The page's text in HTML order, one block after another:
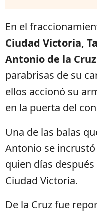
En el
Ciudad Victoria,
Antonio de la Cruz
parabrisas de su
ellos accionó su
en la puerta del
Una de las balas
Antonio se incrustó
quien días
Ciudad Victoria.
De la Cruz fue